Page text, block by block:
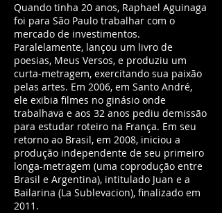
Quando tinha 20 anos, Raphael Aguinaga
foi para São Paulo trabalhar com o
mercado de investimentos.
Paralelamente, lançou um livro de
poesias, Meus Versos, e produziu um
curta-metragem, exercitando sua paixão
pelas artes. Em 2006, em Santo André,
ele exibia filmes no ginásio onde
trabalhava e aos 32 anos pediu demissão
para estudar roteiro na França. Em seu
retorno ao Brasil, em 2008, iniciou a
produção independente de seu primeiro
longa-metragem (uma coprodução entre
Brasil e Argentina), intitulado Juan e a
Bailarina (La Sublevacion), finalizado em
2011.